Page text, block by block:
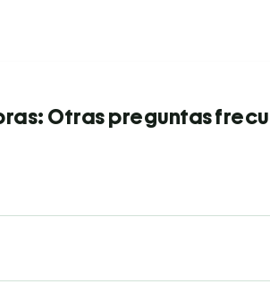
Otras preguntas